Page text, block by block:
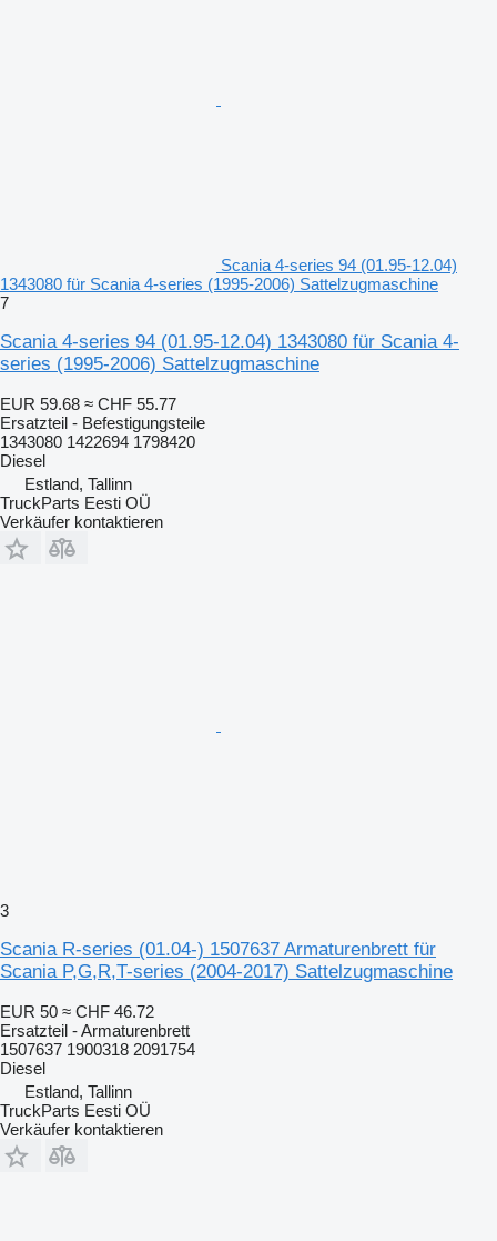
Scania 4-series 94 (01.95-12.04)
1343080 für Scania 4-series (1995-2006) Sattelzugmaschine
7
Scania 4-series 94 (01.95-12.04) 1343080 für Scania 4-
series (1995-2006) Sattelzugmaschine
EUR 59.68 ≈ CHF 55.77
Ersatzteil - Befestigungsteile
1343080 1422694 1798420
Diesel
Estland, Tallinn
TruckParts Eesti OÜ
Verkäufer kontaktieren
3
Scania R-series (01.04-) 1507637 Armaturenbrett für
Scania P,G,R,T-series (2004-2017) Sattelzugmaschine
EUR 50 ≈ CHF 46.72
Ersatzteil - Armaturenbrett
1507637 1900318 2091754
Diesel
Estland, Tallinn
TruckParts Eesti OÜ
Verkäufer kontaktieren